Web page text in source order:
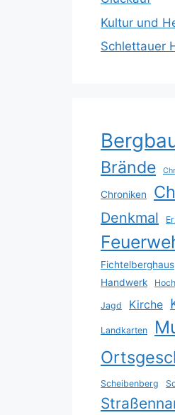
Kultur und
Schlettauer
Brände
Chroniken
Denkmal
Fichtelberghaus
Handwerk
Jagd Kirche
Landkarten
Scheibenberg